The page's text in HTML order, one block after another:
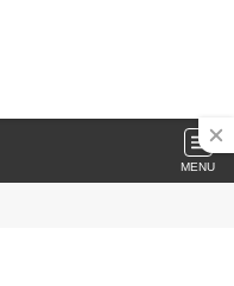
MENU